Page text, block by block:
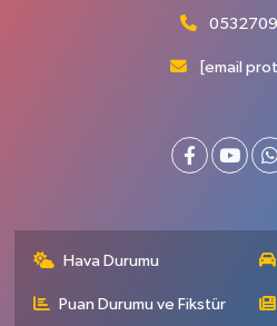
[email
Hava Durumu
Puan Durumu ve Fikstür